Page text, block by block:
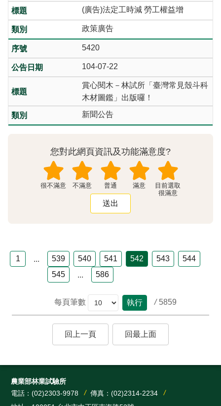
(廣告)法定工時減 勞工權益增
政策廣告
5420
104-07-22
賞心閱木－林試所「臺灣常見殼斗科
木材圖鑑」出版囉！
新聞公告
您對此網頁資訊及功能滿意度?
很不滿意 不滿意 普通
滿意
很滿意
1 ... 539 540 541 542 543
544
545
... 586
每頁筆數 執行 / 5859
回上一頁 回最上面
農業部林業試驗所
電話：(02)2303-9978
傳真：(02)2314-2234